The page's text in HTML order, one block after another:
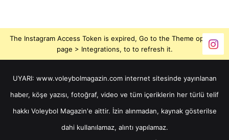
The Instagram Access Token is expired, Go to the Theme options
page > Integrations, to to refresh it.
UYARI: www.voleybolmagazin.com internet sitesinde yayınlanan
haber, köşe yazısı, fotoğraf, video ve tüm içeriklerin her türlü telif
hakkı Voleybol Magazin'e aittir. İzin alınmadan, kaynak gösterilse
dahi kullanılamaz, alıntı yapılamaz.